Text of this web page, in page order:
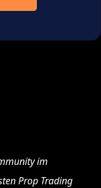
im
Prop Trading